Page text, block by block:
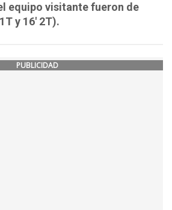
equipo visitante fueron de
y 16' 2T).
PUBLICIDAD